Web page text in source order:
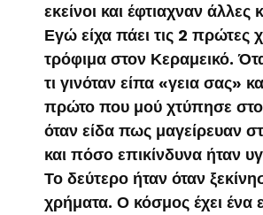
εκείνοι και έφτιαχναν άλλες
Εγώ είχα πάει τις 2 πρώτες
τρόφιμα στον Κεραμεικό.
τι γινόταν είπα «γεια σας»
πρώτο που μού χτύπησε στο
όταν είδα πως μαγείρευαν
και πόσο επικίνδυνα ήταν
Το δεύτερο ήταν όταν
χρήματα. Ο κόσμος έχει ένα